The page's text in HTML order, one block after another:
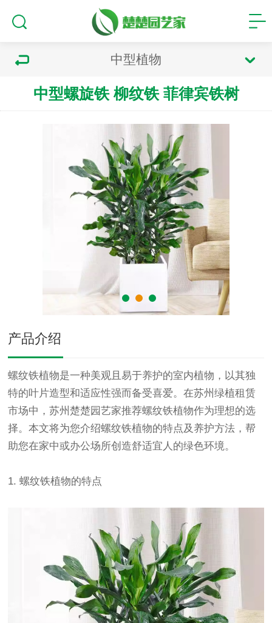
中型植物
中型螺旋铁 柳纹铁 菲律宾铁树
产品介绍
螺纹铁植物是一种美观且易于养护的室内植物，以其独
特的叶片造型和适应性强而备受喜爱。在苏州绿植租赁
市场中，苏州楚楚园艺家推荐螺纹铁植物作为理想的选
择。本文将为您介绍螺纹铁植物的特点及养护方法，帮
助您在家中或办公场所创造舒适宜人的绿色环境。
1. 螺纹铁植物的特点